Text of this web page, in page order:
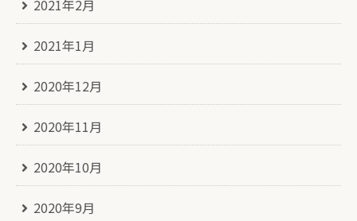
2021年2月
2021年1月
2020年12月
2020年11月
2020年10月
2020年9月